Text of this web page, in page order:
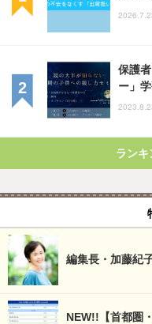
保護
ー」
ランキ
編集長・加藤紀
NEW!!【首都圏